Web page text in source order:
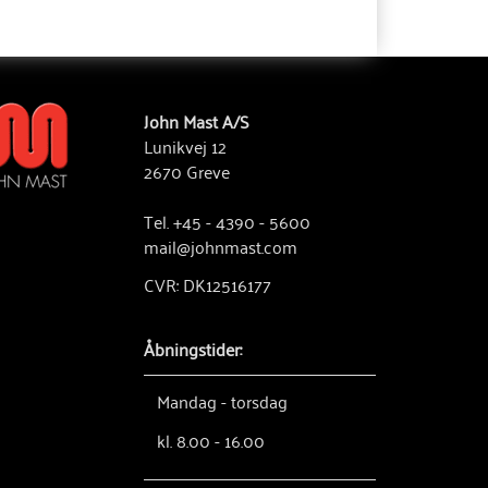
John Mast A/S
Lunikvej 12
2670 Greve
Tel. +45 - 4390 - 5600
mail@johnmast.com
CVR: DK12516177
Åbningstider:
Mandag - torsdag
kl. 8.00 - 16.00